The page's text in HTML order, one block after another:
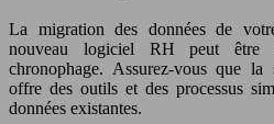
La migration des données de
nouveau logiciel RH peut être
chronophage. Assurez-vous que
offre des outils et des processus
données existantes.